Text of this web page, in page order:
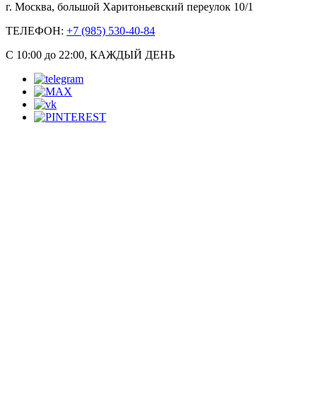
г. Москва, большой Харитоньевский переулок 10/1
ТЕЛЕФОН: +7 (985) 530-40-84
С 10:00 до 22:00, КАЖДЫЙ ДЕНЬ